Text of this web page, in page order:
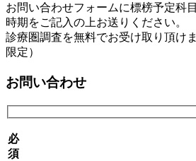
お問い合わせフォームに標榜予定科
時期をご記入の上お送りください。
診療圏調査を無料でお受け取り頂け
限定）
お問い合わせ
必
須